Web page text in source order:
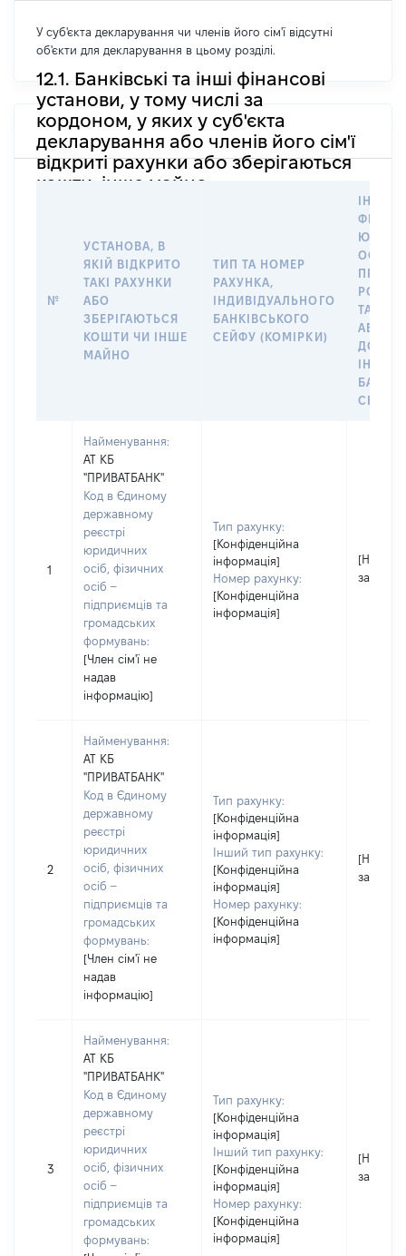
У суб'єкта декларування чи членів його сім'ї відсутні
об'єкти для декларування в цьому розділі.
12.1. Банківські та інші фінансові
установи, у тому числі за
кордоном, у яких у суб'єкта
декларування або членів його сім'ї
відкриті рахунки або зберігаються
кошти, інше майно
№
УСТАНОВА, В
ЯКІЙ ВІДКРИТО
ТАКІ РАХУНКИ
АБО
ЗБЕРІГАЮТЬСЯ
КОШТИ ЧИ ІНШЕ
МАЙНО
ТИП ТА НОМЕР
РАХУНКА,
ІНДИВІДУАЛЬНОГО
БАНКІВСЬКОГО
СЕЙФУ (КОМІРКИ)
ПРАВО
ТАКИМ
АБО
ДО
СЕЙФУ
1
Найменування:
АТ КБ
"ПРИВАТБАНК"
Код в Єдиному
державному
реєстрі
юридичних
осіб, фізичних
осіб –
підприємців та
громадських
формувань:
[Член сім'ї не
надав
інформацію]
Тип рахунку:
[Конфіденційна
інформація]
Номер рахунку:
[Конфіденційна
інформація]
[Не
2
Найменування:
АТ КБ
"ПРИВАТБАНК"
Код в Єдиному
державному
реєстрі
юридичних
осіб, фізичних
осіб –
підприємців та
громадських
формувань:
[Член сім'ї не
надав
інформацію]
Тип рахунку:
[Конфіденційна
інформація]
Інший тип рахунку:
[Конфіденційна
інформація]
Номер рахунку:
[Конфіденційна
інформація]
[Не
3
Найменування:
АТ КБ
"ПРИВАТБАНК"
Код в Єдиному
державному
реєстрі
юридичних
осіб, фізичних
осіб –
підприємців та
громадських
формувань:
Тип рахунку:
[Конфіденційна
інформація]
Інший тип рахунку:
[Конфіденційна
інформація]
Номер рахунку:
[Конфіденційна
інформація]
[Не